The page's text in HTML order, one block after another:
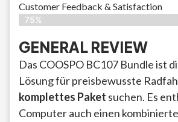
Customer Feedback & Satisfaction​
75%
GENERAL REVIEW
Das COOSPO BC107 Bundle ist
Lösung für preisbewusste
komplettes Paket suchen. Es
Computer auch einen